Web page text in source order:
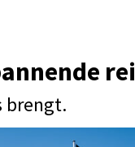
brengt.